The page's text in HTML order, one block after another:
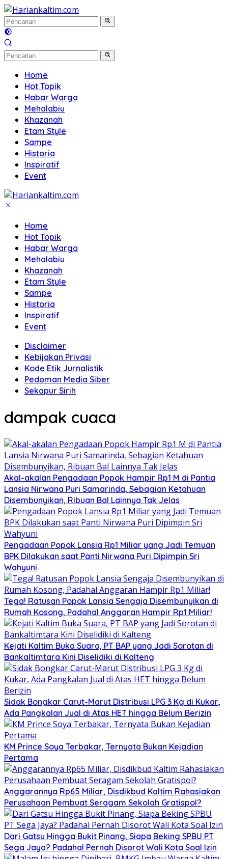
Langsung
ke
konten
Home
Hot Topik
Habar Warga
Mehalabiu
Khazanah
Etam Style
Sampe
Historia
Inspiratif
Event
Home
Hot Topik
Habar Warga
Mehalabiu
Khazanah
Etam Style
Sampe
Historia
Inspiratif
Event
Disclaimer
Kebijakan Privasi
Kode Etik Jurnalistik
Pedoman Media Siber
Sekapur Sirih
dampak cuaca
Akal-akalan Pengadaan Popok Hampir Rp1 M di Pantia
Lansia Nirwana Puri Samarinda, Sebagian Ketahuan
Disembunyikan, Ribuan Bal Lainnya Tak Jelas
Pengadaan Popok Lansia Rp1 Miliar yang Jadi Temuan
BPK Dilakukan saat Panti Nirwana Puri Dipimpin Sri
Wahyuni
Tega! Ratusan Popok Lansia Sengaja Disembunyikan di
Rumah Kosong, Padahal Anggaran Hampir Rp1 Miliar!
Kejati Kaltim Buka Suara, PT BAP yang Jadi Sorotan di
Bankaltimtara Kini Diselidiki di Kalteng
Sidak Bongkar Carut-Marut Distribusi LPG 3 Kg di Kukar,
Ada Pangkalan Jual di Atas HET hingga Belum Berizin
KM Prince Soya Terbakar, Ternyata Bukan Kejadian
Pertama
Anggarannya Rp65 Miliar, Disdikbud Kaltim Rahasiakan
Perusahaan Pembuat Seragam Sekolah Gratispol?
Dari Gatsu Hingga Bukit Pinang, Siapa Beking SPBU PT
Sega Jaya? Padahal Pernah Disorot Wali Kota Soal Izin